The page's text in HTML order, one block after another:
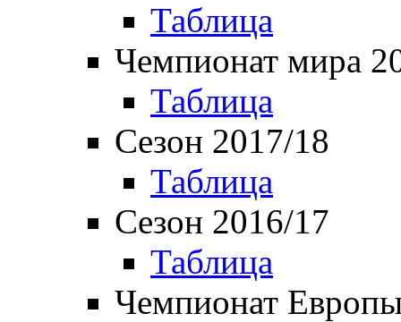
Таблица
Чемпионат мира
Таблица
Сезон 2017/18
Таблица
Сезон 2016/17
Таблица
Чемпионат